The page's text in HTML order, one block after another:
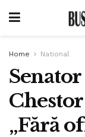
Home National
„Fără